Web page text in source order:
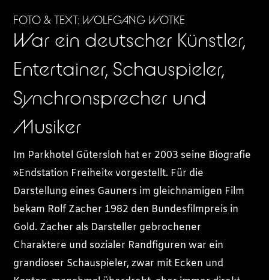
FOTO & TEXT: WOLFGANG WOTKE
War ein deutscher Künstler,
Entertainer, Schauspieler,
Synchronsprecher und
Musiker
Im Parkhotel Gütersloh hat er 2003 seine Biografie
»Endstation Freiheit« vorgestellt. Für die
Darstellung eines Gauners im gleichnamigen Film
bekam Rolf Zacher 1982 den Bundesfilmpreis in
Gold. Zacher als Darsteller gebrochener
Charaktere und sozialer Randfiguren war ein
grandioser Schauspieler, zwar mit Ecken und